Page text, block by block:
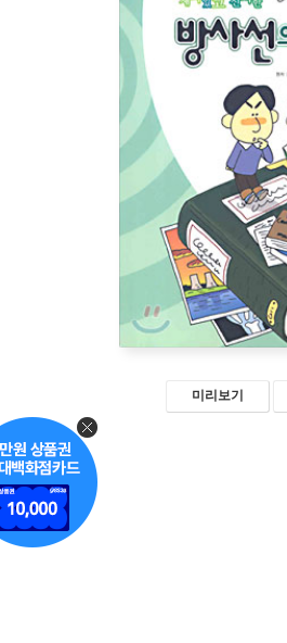
미리보기